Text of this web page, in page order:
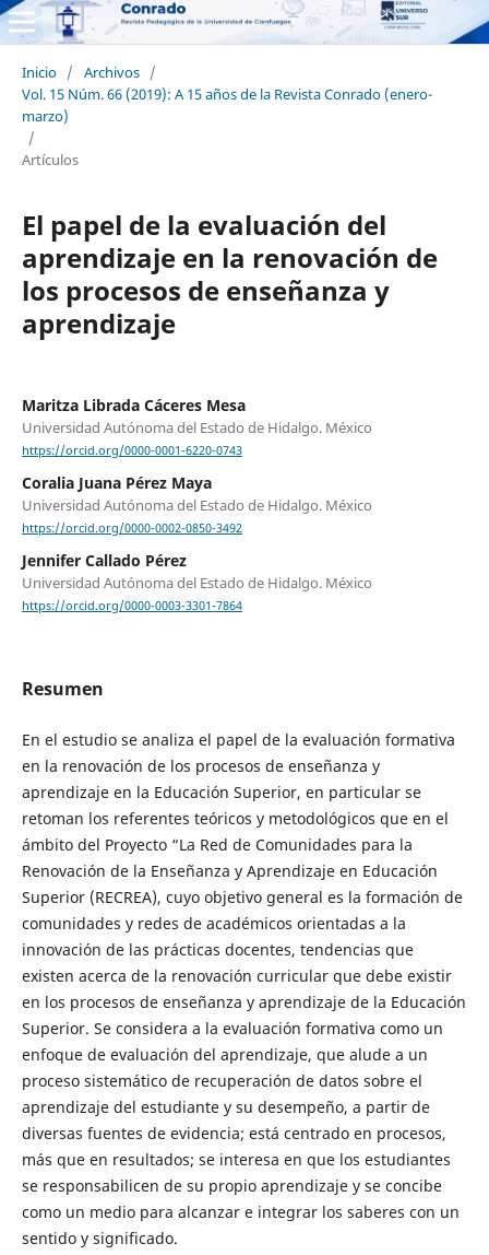
Inicio / Archivos /
Vol. 15 Núm. 66 (2019): A 15 años de la Revista Conrado (enero-
marzo)
/
Artículos
El papel de la evaluación del
aprendizaje en la renovación de
los procesos de enseñanza y
aprendizaje
Maritza Librada Cáceres Mesa
Universidad Autónoma del Estado de Hidalgo. México
https://orcid.org/0000-0001-6220-0743
Coralia Juana Pérez Maya
Universidad Autónoma del Estado de Hidalgo. México
https://orcid.org/0000-0002-0850-3492
Jennifer Callado Pérez
Universidad Autónoma del Estado de Hidalgo. México
https://orcid.org/0000-0003-3301-7864
Resumen
En el estudio se analiza el papel de la evaluación formativa
en la renovación de los procesos de enseñanza y
aprendizaje en la Educación Superior, en particular se
retoman los referentes teóricos y metodológicos que en el
ámbito del Proyecto “La Red de Comunidades para la
Renovación de la Enseñanza y Aprendizaje en Educación
Superior (RECREA), cuyo objetivo general es la formación de
comunidades y redes de académicos orientadas a la
innovación de las prácticas docentes, tendencias que
existen acerca de la renovación curricular que debe existir
en los procesos de enseñanza y aprendizaje de la Educación
Superior. Se considera a la evaluación formativa como un
enfoque de evaluación del aprendizaje, que alude a un
proceso sistemático de recuperación de datos sobre el
aprendizaje del estudiante y su desempeño, a partir de
diversas fuentes de evidencia; está centrado en procesos,
más que en resultados; se interesa en que los estudiantes
se responsabilicen de su propio aprendizaje y se concibe
como un medio para alcanzar e integrar los saberes con un
sentido y significado.